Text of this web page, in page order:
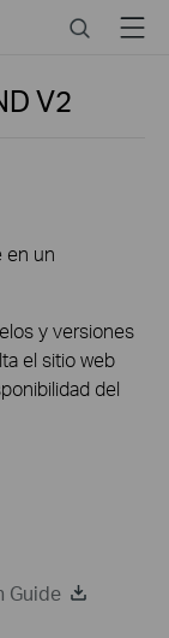
SearchMenu
V2
en un
y versiones
el sitio web
del
Guide